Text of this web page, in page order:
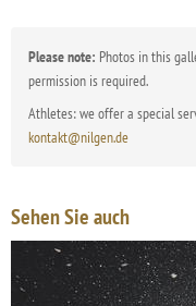
Please note: Photos in this
permission is required.
Athletes: we offer a special
kontakt@nilgen.de
Sehen Sie auch